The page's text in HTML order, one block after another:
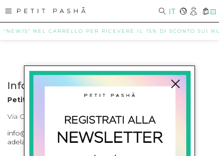
IT 0
NEL CARRELLO PER RICEVERE IL 15% DI SCONTO SUI
Info contatti
Petit Pasha
Via Cilea, 255 Napoli Corso Umberto I 301 Napoli
info@petitpasha.com, petitpasha@hotmail.it,
adelaide.petitpasha@hotmail.com